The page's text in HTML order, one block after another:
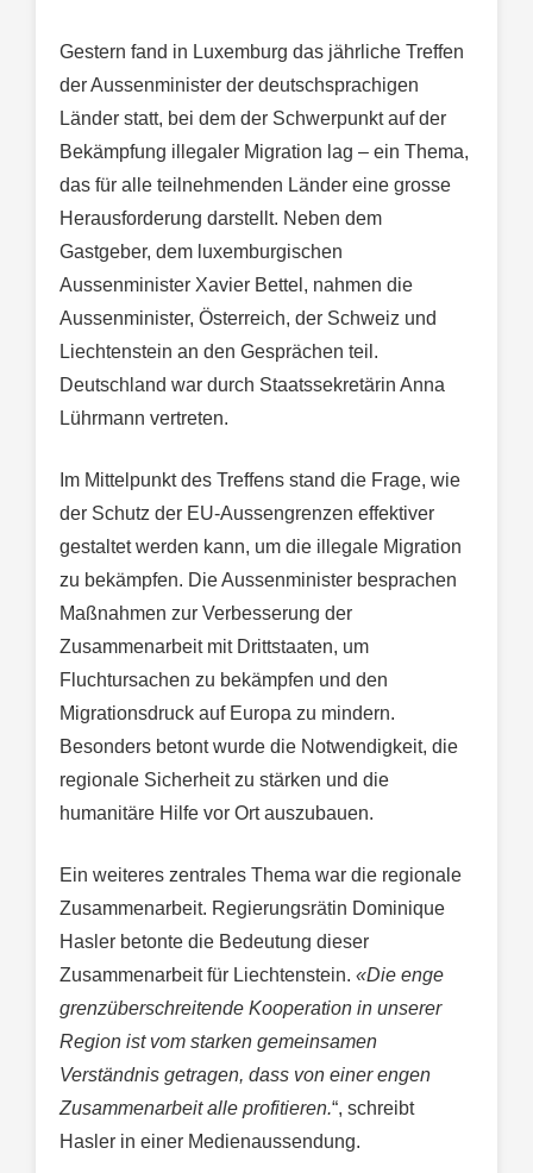
Gestern fand in Luxemburg das jährliche Treffen
der Aussenminister der deutschsprachigen
Länder statt, bei dem der Schwerpunkt auf der
Bekämpfung illegaler Migration lag – ein Thema,
das für alle teilnehmenden Länder eine grosse
Herausforderung darstellt. Neben dem
Gastgeber, dem luxemburgischen
Aussenminister Xavier Bettel, nahmen die
Aussenminister, Österreich, der Schweiz und
Liechtenstein an den Gesprächen teil.
Deutschland war durch Staatssekretärin Anna
Lührmann vertreten.
Im Mittelpunkt des Treffens stand die Frage, wie
der Schutz der EU-Aussengrenzen effektiver
gestaltet werden kann, um die illegale Migration
zu bekämpfen. Die Aussenminister besprachen
Maßnahmen zur Verbesserung der
Zusammenarbeit mit Drittstaaten, um
Fluchtursachen zu bekämpfen und den
Migrationsdruck auf Europa zu mindern.
Besonders betont wurde die Notwendigkeit, die
regionale Sicherheit zu stärken und die
humanitäre Hilfe vor Ort auszubauen.
Ein weiteres zentrales Thema war die regionale
Zusammenarbeit. Regierungsrätin Dominique
Hasler betonte die Bedeutung dieser
Zusammenarbeit für Liechtenstein. «Die enge
grenzüberschreitende Kooperation in unserer
Region ist vom starken gemeinsamen
Verständnis getragen, dass von einer engen
Zusammenarbeit alle profitieren.“, schreibt
Hasler in einer Medienaussendung.